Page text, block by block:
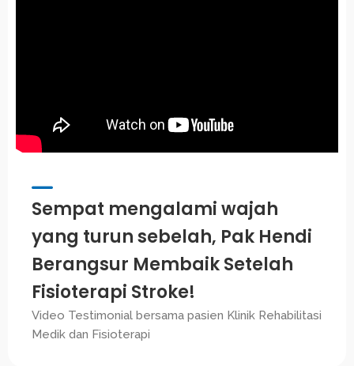
Sempat mengalami wajah
yang turun sebelah, Pak Hendi
Berangsur Membaik Setelah
Fisioterapi Stroke!
Video Testimonial bersama pasien Klinik Rehabilitasi
Medik dan Fisioterapi